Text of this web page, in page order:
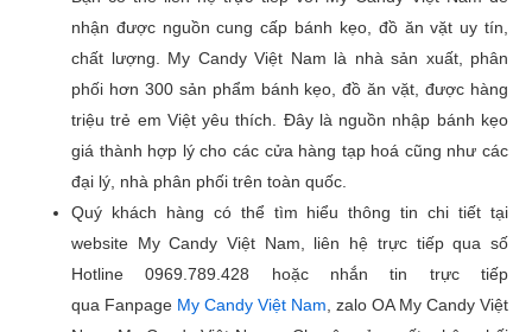
nhận được nguồn cung cấp bánh kẹo, đồ ăn vặt uy tín,
chất lượng. My Candy Việt Nam là nhà sản xuất, phân
phối hơn 300 sản phẩm bánh kẹo, đồ ăn vặt, được hàng
triệu trẻ em Việt yêu thích. Đây là nguồn nhập bánh kẹo
giá thành hợp lý cho các cửa hàng tạp hoá cũng như các
đại lý, nhà phân phối trên toàn quốc.
Quý khách hàng có thể tìm hiểu thông tin chi tiết tại
website My Candy Việt Nam, liên hệ trực tiếp qua số
Hotline 0969.789.428 hoặc nhắn tin trực tiếp
qua Fanpage My Candy Việt Nam , zalo OA My Candy Việt